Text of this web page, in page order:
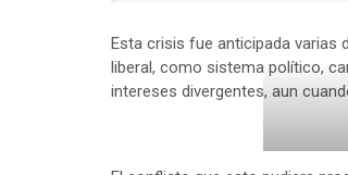
Esta crisis fue anticipada varias
liberal, como sistema político,
intereses divergentes, aun